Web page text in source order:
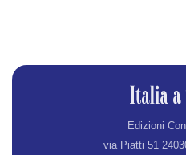
Edizioni
via Piatti 51